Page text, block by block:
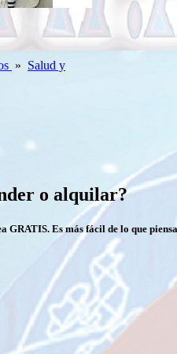
» Salud y
o alquilar?
GRATIS. Es más fácil de lo que